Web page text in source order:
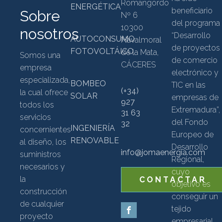
Sobre
nosotros
Somos una
empresa
especializada,
la cual ofrece
todos los
servicios
concernientes
al diseño, los
suministros
necesarios y
la
construcción
de cualquier
proyecto
ENERGÉTICA
AUTOCONSUMO
FOTOVOLTÁICO
BOMBEO
SOLAR
INGENIERÍA
RENOVABLE
Romangordo
Nº 6
10300
Navalmoral
de la Mata,
CÁCERES
(+34)
927
31 63
32
info@jomaenergia.com
CONTACTAR
beneficiario
del programa
“Desarrollo
de proyectos
de comercio
electrónico y
TIC en las
empresas de
Extremadura”,
del Fondo
Europeo de
Desarrollo
Regional,
cuyo
objetivo es
conseguir un
tejido